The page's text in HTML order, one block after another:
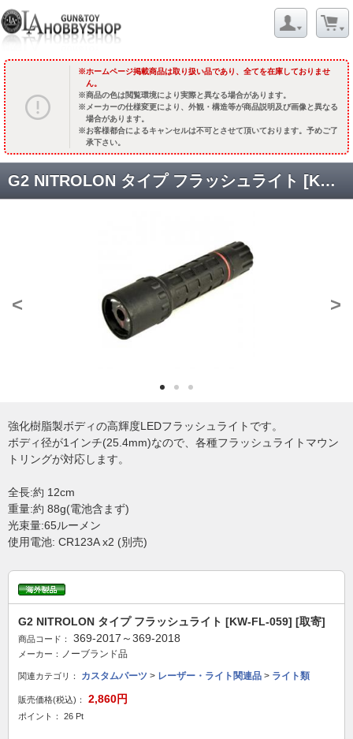
ホームページ掲載商品は取り扱い品であり、全てを在庫しておりませ
ん。
商品の色は閲覧環境により実際と異なる場合があります。
メーカーの仕様変更により、外観・構造等が商品説明及び画像と異なる
場合があります。
お客様都合によるキャンセルは不可とさせて頂いております。予めご了
承下さい。
G2 NITROLON タイプ フラッシュライト [KW-FL-059] [取寄]
< >
強化樹脂製ボディの高輝度LEDフラッシュライトです。
ボディ径が1インチ(25.4mm)なので、各種フラッシュライトマウン
トリングが対応します。
全長:約 12cm
重量:約 88g(電池含まず)
光束量:65ルーメン
使用電池: CR123A x2 (別売)
G2 NITROLON タイプ フラッシュライト [KW-FL-059] [取寄]
商品コード： 369-2017～369-2018
メーカー： ノーブランド品
関連カテゴリ： カスタムパーツ > レーザー・ライト関連品 > ライト類
販売価格(税込)： 2,860円
ポイント： 26 Pt